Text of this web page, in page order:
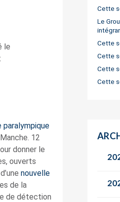
le
paralympique
12
donner le
ouverts
nouvelle
de la
de détection
Cette
Le
Cette
Cette
Cette
Cette